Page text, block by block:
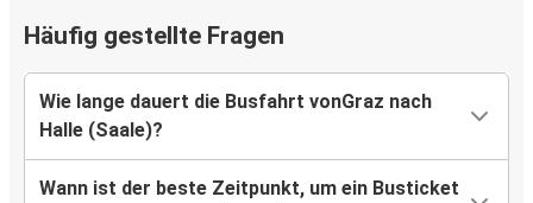
Häufig gestellte Fragen
Wie lange dauert die Busfahrt vonGraz nach
Halle (Saale)?
Wann ist der beste Zeitpunkt, um ein Busticket